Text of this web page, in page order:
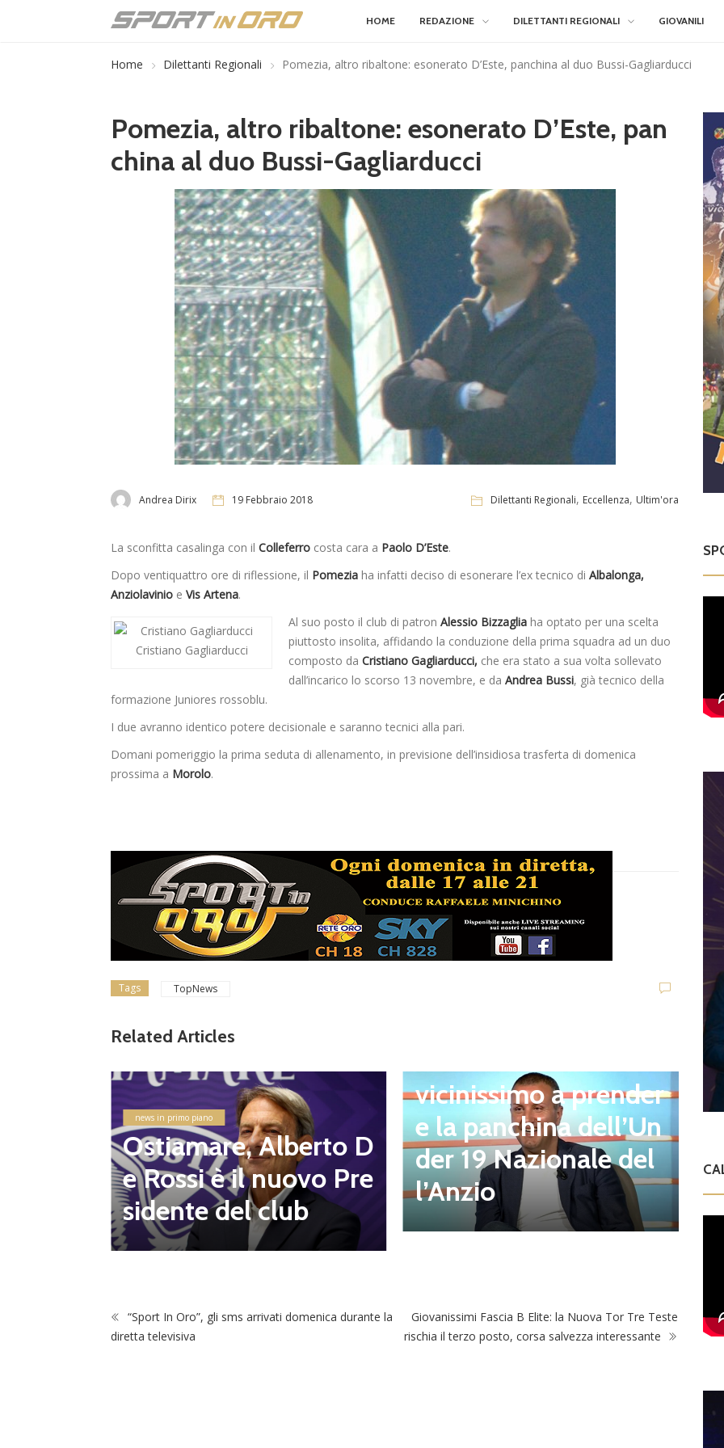
HOME REDAZIONE DILETTANTI REGIONALI GIOVANILI
Home Dilettanti Regionali Pomezia, altro ribaltone: esonerato D’Este, panchina al duo Bussi-Gagliarducci
Pomezia, altro ribaltone: esonerato D’Este, pan
china al duo Bussi-Gagliarducci
Andrea Dirix 19 Febbraio 2018 Dilettanti Regionali, Eccellenza, Ultim'ora
La sconfitta casalinga con il Colleferro costa cara a Paolo D’Este.
Dopo ventiquattro ore di riflessione, il Pomezia ha infatti deciso di esonerare l’ex tecnico di Albalonga,
Anziolavinio e Vis Artena.
Cristiano Gagliarducci
Al suo posto il club di patron Alessio Bizzaglia ha optato per una scelta
piuttosto insolita, affidando la conduzione della prima squadra ad un duo
composto da Cristiano Gagliarducci, che era stato a sua volta sollevato
dall’incarico lo scorso 13 novembre, e da Andrea Bussi, già tecnico della
formazione Juniores rossoblu.
I due avranno identico potere decisionale e saranno tecnici alla pari.
Domani pomeriggio la prima seduta di allenamento, in previsione dell’insidiosa trasferta di domenica
prossima a Morolo.
Tags TopNews
Related Articles
news in primo piano
Ostiamare, Alberto D
e Rossi è il nuovo Pre
sidente del club
vicinissimo a prender
e la panchina dell’Un
der 19 Nazionale del
l’Anzio
“Sport In Oro”, gli sms arrivati domenica durante la
diretta televisiva
Giovanissimi Fascia B Elite: la Nuova Tor Tre Teste
rischia il terzo posto, corsa salvezza interessante